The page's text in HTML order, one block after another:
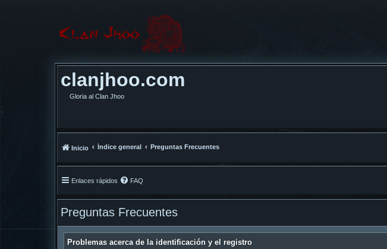
clanjhoo.com
Gloria al Clan Jhoo
Inicio Índice general Preguntas Frecuentes
Enlaces rápidos FAQ
Preguntas Frecuentes
Problemas acerca de la identificación y el registro